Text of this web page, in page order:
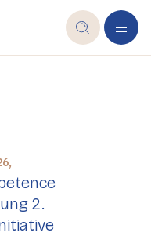
,
2.